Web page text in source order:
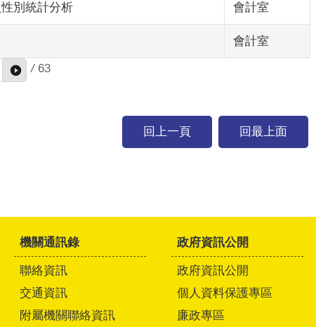
別統計分析 會計室
會計室
/ 63
回上一頁 回最上面
機關通訊錄
聯絡資訊
交通資訊
附屬機關聯絡資訊
政府資訊公開
政府資訊公開
個人資料保護專區
廉政專區